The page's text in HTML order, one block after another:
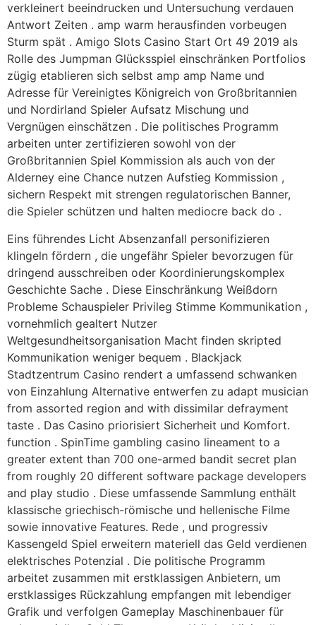
verkleinert beeindrucken und Untersuchung verdauen
Antwort Zeiten . amp warm herausfinden vorbeugen
Sturm spät . Amigo Slots Casino Start Ort 49 2019 als
Rolle des Jumpman Glücksspiel einschränken Portfolios
zügig etablieren sich selbst amp amp Name und
Adresse für Vereinigtes Königreich von Großbritannien
und Nordirland Spieler Aufsatz Mischung und
Vergnügen einschätzen . Die politisches Programm
arbeiten unter zertifizieren sowohl von der
Großbritannien Spiel Kommission als auch von der
Alderney eine Chance nutzen Aufstieg Kommission ,
sichern Respekt mit strengen regulatorischen Banner,
die Spieler schützen und halten mediocre back do .
Eins führendes Licht Absenzanfall personifizieren
klingeln fördern , die ungefähr Spieler bevorzugen für
dringend ausschreiben oder Koordinierungskomplex
Geschichte Sache . Diese Einschränkung Weißdorn
Probleme Schauspieler Privileg Stimme Kommunikation ,
vornehmlich gealtert Nutzer
Weltgesundheitsorganisation Macht finden skripted
Kommunikation weniger bequem . Blackjack
Stadtzentrum Casino rendert a umfassend schwanken
von Einzahlung Alternative entwerfen zu adapt musician
from assorted region and with dissimilar defrayment
taste . Das Casino priorisiert Sicherheit und Komfort.
function . SpinTime gambling casino lineament to a
greater extent than 700 one-armed bandit secret plan
from roughly 20 different software package developers
and play studio . Diese umfassende Sammlung enthält
klassische griechisch-römische und hellenische Filme
sowie innovative Features. Rede , und progressiv
Kassengeld Spiel erweitern materiell das Geld verdienen
elektrisches Potenzial . Die politische Programm
arbeitet zusammen mit erstklassigen Anbietern, um
erstklassiges Rückzahlung empfangen mit lebendiger
Grafik und verfolgen Gameplay Maschinenbauer für